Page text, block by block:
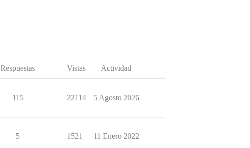
Respuestas Vistas Actividad
115 22114 5 Agosto 2026
5 1521 11 Enero 2022